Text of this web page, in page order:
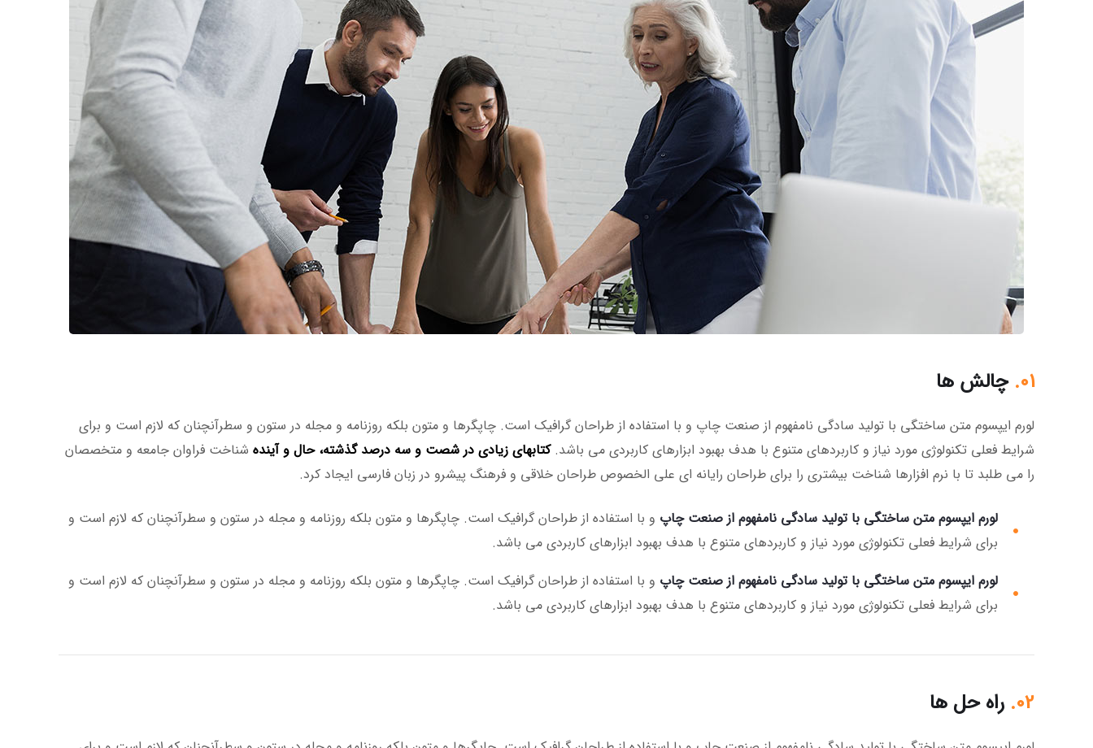
01. چالش ها
لورم ایپسوم متن ساختگی با تولید سادگی نامفهوم از صنعت چاپ و با استفاده از طراحان گرافیک است. چاپگرها و متون بلکه روزنامه و مجله در ستون و سطرآنچنان که لازم است و برای
شرایط فعلی تکنولوژی مورد نیاز و کاربردهای متنوع با هدف بهبود ابزارهای کاربردی می باشد.کتابهای زیادی در شصت و سه درصد گذشته، حال و آینده شناخت فراوان جامعه و متخصصان
را می طلبد تا با نرم افزارها شناخت بیشتری را برای طراحان رایانه ای علی الخصوص طراحان خلاقی و فرهنگ پیشرو در زبان فارسی ایجاد کرد.
لورم ایپسوم متن ساختگی با تولید سادگی نامفهوم از صنعت چاپ و با استفاده از طراحان گرافیک است. چاپگرها و متون بلکه روزنامه و مجله در ستون و سطرآنچنان که لازم است و
برای شرایط فعلی تکنولوژی مورد نیاز و کاربردهای متنوع با هدف بهبود ابزارهای کاربردی می باشد.
لورم ایپسوم متن ساختگی با تولید سادگی نامفهوم از صنعت چاپ و با استفاده از طراحان گرافیک است. چاپگرها و متون بلکه روزنامه و مجله در ستون و سطرآنچنان که لازم است و
برای شرایط فعلی تکنولوژی مورد نیاز و کاربردهای متنوع با هدف بهبود ابزارهای کاربردی می باشد.
02. راه حل ها